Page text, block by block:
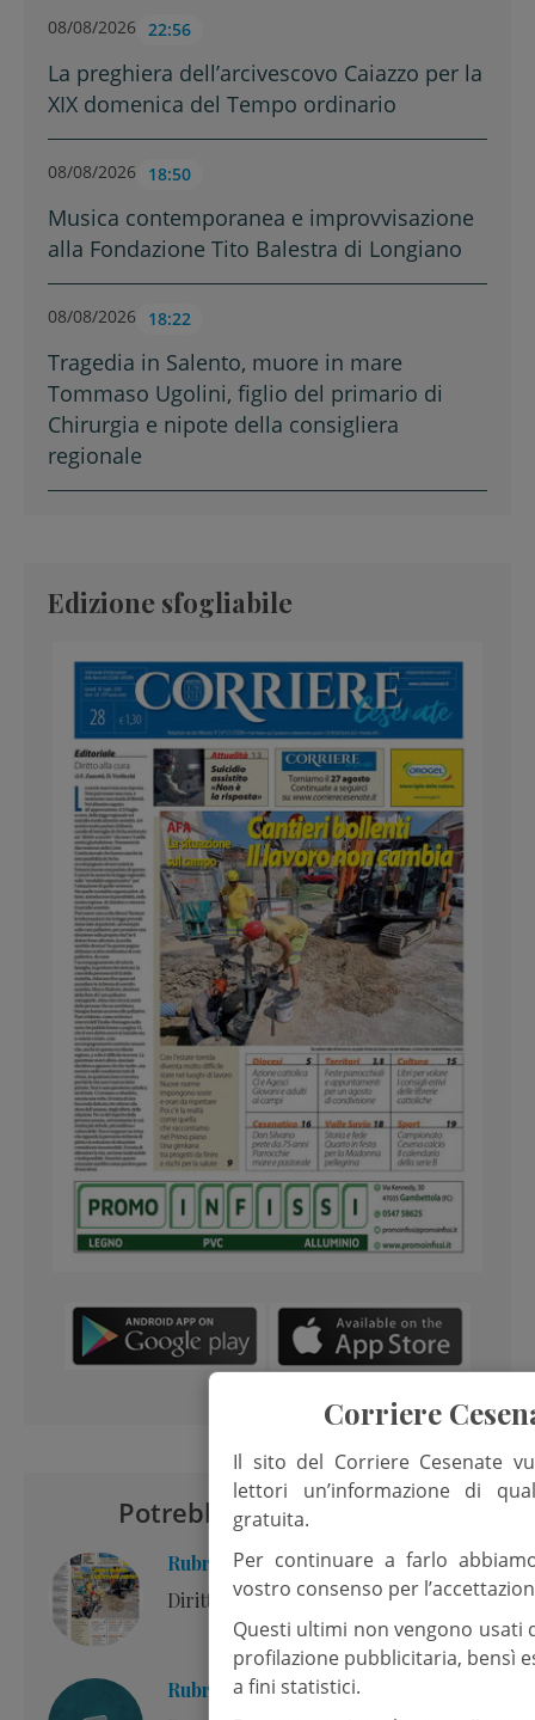
08/08/2026 22:56
La preghiera dell’arcivescovo Caiazzo per la
XIX domenica del Tempo ordinario
08/08/2026 18:50
Musica contemporanea e improvvisazione
alla Fondazione Tito Balestra di Longiano
08/08/2026 18:22
Tragedia in Salento, muore in mare
Tommaso Ugolini, figlio del primario di
Chirurgia e nipote della consigliera
regionale
Edizione sfogliabile
Potrebbero interessarti
Rubrica: Editoriale
Diritto alla cura
Rubrica: Commento al Vangelo
Corriere
Il sito del Corriere Cesenate
lettori un’informazione di
gratuita.
Per continuare a farlo
vostro consenso per
Questi ultimi non vengono usati
profilazione pubblicitaria, bensì
a fini statistici.